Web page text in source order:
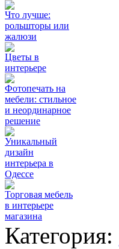
Что лучше:
рольшторы или
жалюзи
Цветы в
интерьере
Фотопечать на
мебели: стильное
и неординарное
решение
Уникальный
дизайн
интерьера в
Одессе
Торговая мебель
в интерьере
магазина
Категория: